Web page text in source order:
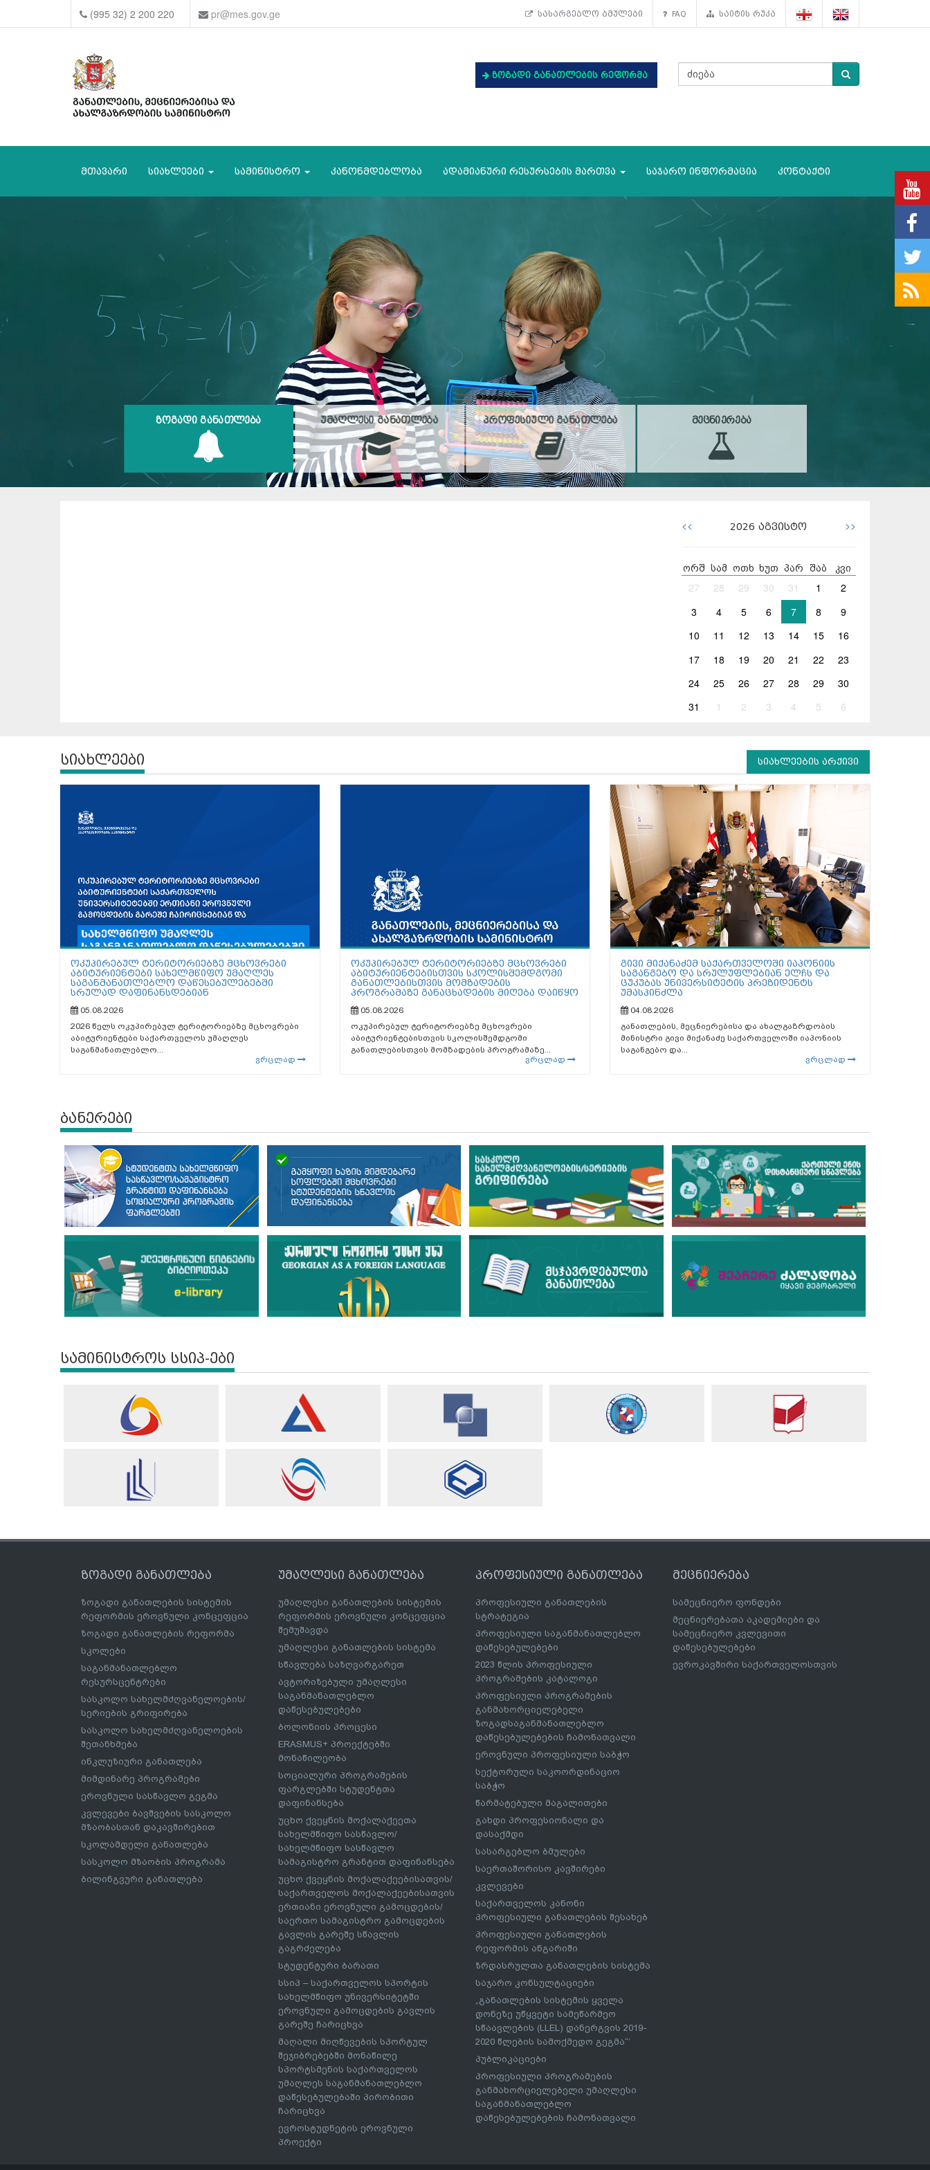
(995 32) 2 200 220 pr@mes.gov.ge სასარგებლო ბმულები FAQ საიტის რუკა
ზოგადი განათლების რეფორმა
მთავარი სიახლეები სამინისტრო კანონმდებლობა ადამიანური რესურსების მართვა საჯარო ინფორმაცია კონტაქტი
ᲖᲝᲒᲐᲓᲘ ᲒᲐᲜᲐᲗᲚᲔᲑᲐ ᲣᲛᲐᲦᲚᲔᲡᲘ ᲒᲐᲜᲐᲗᲚᲔᲑᲐ ᲞᲠᲝᲤᲔᲡᲘᲣᲚᲘ ᲒᲐᲜᲐᲗᲚᲔᲑᲐ ᲛᲔᲪᲜᲘᲔᲠᲔᲑᲐ
<< 2026 აგვისტო >>
ორშ სამ ოთხ ხუთ პარ შაბ კვი
27 28 29 30 31 1
2
3
4 5 6 7 8
9
10
11 12 13 14 15
16
17
18 19 20 21 22
23
24
25 26 27 28 29
30
31
1 2 3 4 5 6
სიახლეები სიახლეების არქივი
ოკუპირებულ ტერიტორიებზე მცხოვრები
აბიტურიენტები სახელმწიფო უმაღლეს
საგანმანათლებლო დაწესებულებებში
სრულად დაფინანსდებიან
05.08.2026
2026 წელს ოკუპირებულ ტერიტორიებზე მცხოვრები
აბიტურიენტები საქართველოს უმაღლეს
საგანმანათლებლო...
ვრცლად
ოკუპირებულ ტერიტორიებზე მცხოვრები
აბიტურიენტებისთვის სკოლისშემდგომი
განათლებისთვის მომზადების
პროგრამაზე განაცხადების მიღება დაიწყო
05.08.2026
ოკუპირებულ ტერიტორიებზე მცხოვრები
აბიტურიენტებისთვის სკოლისშემდგომი
განათლებისთვის მომზადების პროგრამაზე...
ვრცლად
გივი მიქანაძემ საქართველოში იაპონიის
საგანგებო და სრულუფლებიან ელჩს და
ცუკუბას უნივერსიტეტის პრეზიდენტს
უმასპინძლა
04.08.2026
განათლების, მეცნიერებისა და ახალგაზრდობის
მინისტრი გივი მიქანაძე საქართველოში იაპონიის
საგანგებო და...
ვრცლად
ბანერები
სამინისტროს სსიპ-ები
ზოგადი განათლება
ზოგადი განათლების სისტემის
რეფორმის ეროვნული კონცეფცია
ზოგადი განათლების რეფორმა
სკოლები
საგანმანათლებლო
რესურსცენტრები
სასკოლო სახელმძღვანელოების/
სერიების გრიფირება
სასკოლო სახელმძღვანელოების
შეთანხმება
ინკლუზიური განათლება
მიმდინარე პროგრამები
ეროვნული სასწავლო გეგმა
კვლევები ბავშვების სასკოლო
მზაობასთან დაკავშირებით
სკოლამდელი განათლება
სასკოლო მზაობის პროგრამა
ბილინგვური განათლება
უმაღლესი განათლება
უმაღლესი განათლების სისტემის
რეფორმის ეროვნული კონცეფცია
შემუშავდა
უმაღლესი განათლების სისტემა
სწავლება საზღვარგარეთ
ავტორიზებული უმაღლესი
საგანმანათლებლო
დაწესებულებები
ბოლონიის პროცესი
ERASMUS+ პროექტებში
მონაწილეობა
სოციალური პროგრამების
ფარგლებში სტუდენტთა
დაფინანსება
უცხო ქვეყნის მოქალაქეეთა
სახელმწიფო სასწავლო/
სახელმწიფო სასწავლო
სამაგისტრო გრანტით დაფინანსება
უცხო ქვეყნის მოქალაქეებისათვის/
საქართველოს მოქალაქეებისათვის
ერთიანი ეროვნული გამოცდების/
საერთო სამაგისტრო გამოცდების
გავლის გარეშე სწავლის
გაგრძელება
სტუდენტური ბარათი
სსიპ – საქართველოს სპორტის
სახელმწიფო უნივერსიტეტში
ეროვნული გამოცდების გავლის
გარეშე ჩარიცხვა
მაღალი მიღწევების სპორტულ
შეჯიბრებებში მონაწილე
სპორტსმენის საქართველოს
უმაღლეს საგანმანათლებლო
დაწესებულებაში პირობითი
ჩარიცხვა
ევროსტუდნეტის ეროვნული
პროექტი
პროფესიული განათლება
პროფესიული განათლების
სტრატეგია
პროფესიული საგანმანათლებლო
დაწესებულებები
2023 წლის პროფესიული
პროგრამების კატალოგი
პროფესიული პროგრამების
განმახორციელებელი
ზოგადსაგანმანათლებლო
დაწესებულებების ჩამონათვალი
ეროვნული პროფესიული საბჭო
სექტორული საკოორდინაციო
საბჭო
წარმატებული მაგალითები
გახდი პროფესიონალი და
დასაქმდი
სასარგებლო ბმულები
საერთაშორისო კავშირები
კვლევები
საქართველოს კანონი
პროფესიული განათლების შესახებ
პროფესიული განათლების
რეფორმის ანგარიში
ზრდასრულთა განათლების სისტემა
საჯარო კონსულტაციები
„განათლების სისტემის ყველა
დონეზე უწყვეტი სამეწარმეო
სწაავლების (LLEL) დანერგვის 2019-
2020 წლების სამოქმედო გეგმა“’
პუბლიკაციები
პროფესიული პროგრამების
განმახორციელებელი უმაღლესი
საგანმანათლებლო
დაწესებულებების ჩამონათვალი
მეცნიერება
სამეცნიერო ფონდები
მეცნიერებათა აკადემიები და
სამეცნიერო კვლევითი
დაწესებულებები
ევროკავშირი საქართველოსთვის